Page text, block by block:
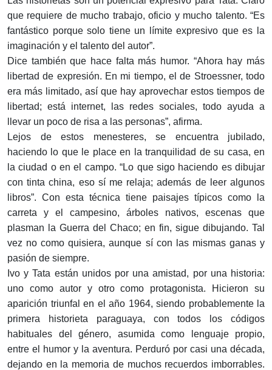
que requiere de mucho trabajo, oficio y mucho talento. “Es
fantástico porque solo tiene un límite expresivo que es la
imaginación y el talento del autor”.
Dice también que hace falta más humor. “Ahora hay más
libertad de expresión. En mi tiempo, el de Stroessner, todo
era más limitado, así que hay aprovechar estos tiempos de
libertad; está internet, las redes sociales, todo ayuda a
llevar un poco de risa a las personas”, afirma.
Lejos de estos menesteres, se encuentra jubilado,
haciendo lo que le place en la tranquilidad de su casa, en
la ciudad o en el campo. “Lo que sigo haciendo es dibujar
con tinta china, eso sí me relaja; además de leer algunos
libros”. Con esta técnica tiene paisajes típicos como la
carreta y el campesino, árboles nativos, escenas que
plasman la Guerra del Chaco; en fin, sigue dibujando. Tal
vez no como quisiera, aunque sí con las mismas ganas y
pasión de siempre.
Ivo y Tata están unidos por una amistad, por una historia:
uno como autor y otro como protagonista. Hicieron su
aparición triunfal en el año 1964, siendo probablemente la
primera historieta paraguaya, con todos los códigos
habituales del género, asumida como lenguaje propio,
entre el humor y la aventura. Perduró por casi una década,
dejando en la memoria de muchos recuerdos imborrables.